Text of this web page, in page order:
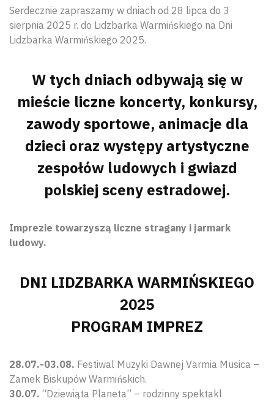
Serdecznie zapraszamy w dniach od 28 lipca do 3
sierpnia 2025 r. do Lidzbarka Warmińskiego na Dni
Lidzbarka Warmińskiego 2025.
W tych dniach odbywają się w
mieście liczne koncerty, konkursy,
zawody sportowe, animacje dla
dzieci oraz występy artystyczne
zespołów ludowych i gwiazd
polskiej sceny estradowej.
Imprezie towarzyszą liczne stragany i jarmark
ludowy.
DNI LIDZBARKA WARMIŃSKIEGO
2025
PROGRAM IMPREZ
28.07.-03.08. Festiwal Muzyki Dawnej Varmia Musica –
Zamek Biskupów Warmińskich.
30.07. “Dziewiąta Planeta” – rodzinny spektakl